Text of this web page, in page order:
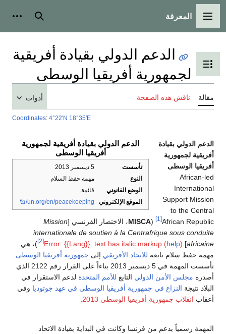
القائمة الرئيسية
المعرفة بحث
تبديل عرض جدول المحتويات
الدعم الدولي بقيادة أفريقية
لجمهورية أفريقيا الوسطى
مقالة ناقش هذه الصفحة أدوات
Coordinates: 4°22′N 18°35′E
الدعم الدولي بقيادة أفريقية لجمهورية
أفريقيا الوسطى
تأسست
5 ديسمبر 2013
النوع
مهمة حفظ السلام
الوضع القانوني
قائمة
الموقع الإلكتروني
un.org/en/peacekeeping/
الدعم الدولي بقيادة
أفريقية لجمهورية
أفريقيا الوسطى
African-led
International
Support Mission
to the Central
African Republic
[1]
(
MISCA، الاختصار الفرنسي [Mission
internationale de soutien à la Centrafrique sous conduite
africaine
]
Error: {{Lang}}: text has italic markup (help)
[2]
)، هي
مهمة حفظ سلام تابعة للاتحاد الأفريقي إلى جمهورية أفريقيا الوسطى
تأسست المهمة في 5 ديسمبر 2013 بناءاً على القرار رقم 2122 الذي
أصدره مجلس الأمن الدولي التابع للأمم المتحدة لدعم الاستقرار في
البلاد نتيجة النزاع في جمهورية أفريقيا الوسطى في عهد جوتوديا وفي
أعقاب انقلاب جمهورية أفريقيا الوسطى 2013
المهمة رسمياً بدعم من فرنسا وكانت في البداية بقيادة الاتحاد